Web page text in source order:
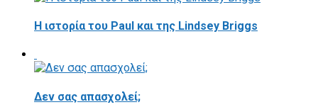
Η ιστορία του Paul και της Lindsey Briggs
Δεν σας απασχολεί;